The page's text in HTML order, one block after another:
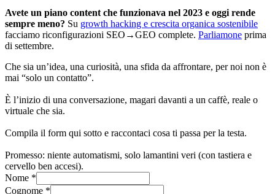
Avete un piano content che funzionava nel 2023 e oggi rende
sempre meno? Su growth hacking e crescita organica sostenibile
facciamo riconfigurazioni SEO→GEO complete. Parliamone prima
di settembre.
Che sia un’idea, una curiosità, una sfida da affrontare, per noi non è
mai “solo un contatto”.
È l’inizio di una conversazione, magari davanti a un caffè, reale o
virtuale che sia.
Compila il form qui sotto e raccontaci cosa ti passa per la testa.
Promesso: niente automatismi, solo lamantini veri (con tastiera e
cervello ben accesi).
Nome *
Cognome *